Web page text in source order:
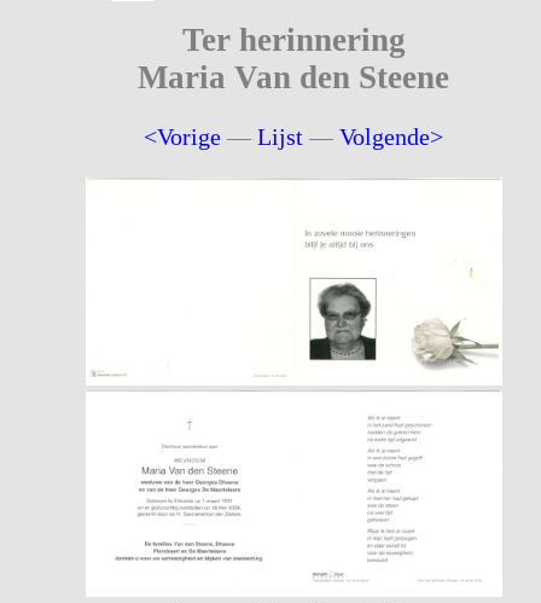
Ter herinnering
Maria Van den Steene
<Vorige —Lijst —Volgende>